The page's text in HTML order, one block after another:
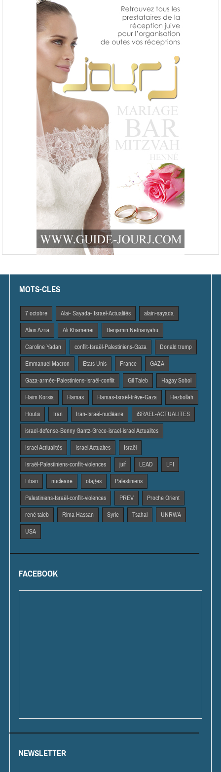
MOTS-CLES
7 octobre Alai- Sayada- Israel-Actualités alain-sayada
Alain Azria Ali Khamenei Benjamin Netnanyahu
Caroline Yadan conflit-Israël-Palestiniens-Gaza Donald trump
Emmanuel Macron Etats Unis France GAZA
Gaza-armée-Palestiniens-Israël-conflit Gil Taieb Hagay Sobol
Haim Korsia Hamas Hamas-Israël-trêve-Gaza Hezbollah
Houtis Iran Iran-Israël-nucléaire iSRAEL-ACTUALITES
israel-defense-Benny Gantz-Grece-israel-israel Actualites
Israel Actiualités Israel Actuaites Israël
Israël-Palestiniens-conflit-violences juif LEAD LFI
Liban nucleaire otages Palestiniens
Palestiniens-Israël-conflit-violences PREV Proche Orient
rené taieb Rima Hassan Syrie Tsahal UNRWA
USA
FACEBOOK
NEWSLETTER